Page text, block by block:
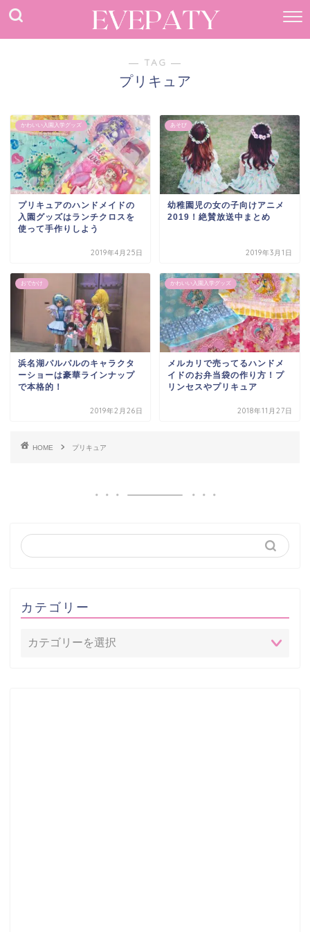
― TAG ―
プリキュア
かわいい入園入学グッズ
プリキュアのハンドメイドの
入園グッズはランチクロスを
使って手作りしよう
2019年4月25日
あそび
幼稚園児の女の子向けアニメ
2019！絶賛放送中まとめ
2019年3月1日
おでかけ
浜名湖パルパルのキャラクタ
ーショーは豪華ラインナップ
で本格的！
2019年2月26日
かわいい入園入学グッズ
メルカリで売ってるハンドメ
イドのお弁当袋の作り方！プ
リンセスやプリキュア
2018年11月27日
HOME プリキュア
カテゴリー